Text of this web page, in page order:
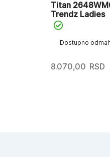
Dostupno odmah
Titan
Trendz Ladies
8.070,00 RSD